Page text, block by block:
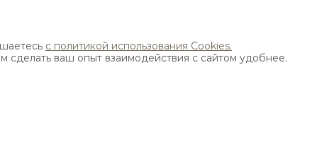
с политикой использования Cookies.
сделать ваш опыт взаимодействия с сайтом удобнее.